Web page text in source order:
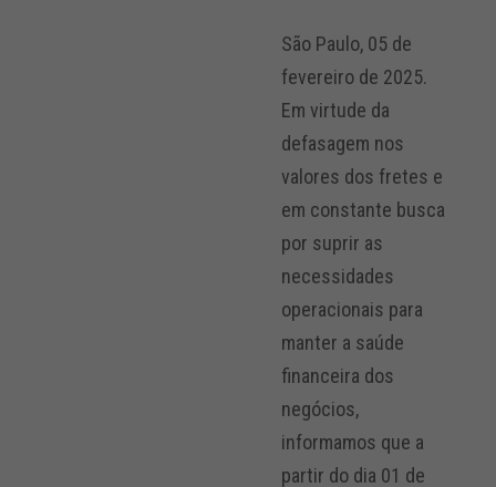
São Paulo, 05 de
fevereiro de 2025.
Em virtude da
defasagem nos
valores dos fretes e
em constante busca
por suprir as
necessidades
operacionais para
manter a saúde
financeira dos
negócios,
informamos que a
partir do dia 01 de